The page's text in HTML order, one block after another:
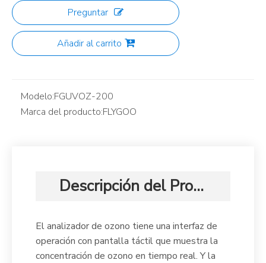
Preguntar
Añadir al carrito
Modelo:FGUVOZ-200
Marca del producto:FLYGOO
Descripción del Producto
El analizador de ozono tiene una interfaz de
operación con pantalla táctil que muestra la
concentración de ozono en tiempo real. Y la